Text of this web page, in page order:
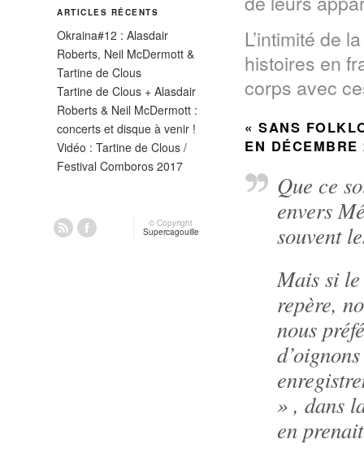
L’intimité de
histoires en
corps avec
« SANS
EN
Que ce
envers
souvent
Mais si
repère,
nous
» , dans
en
ARTICLES RÉCENTS
Okraina#12 : Alasdair
Roberts, Neil McDermott &
Tartine de Clous
Tartine de Clous + Alasdair
Roberts & Neil McDermott :
concerts et disque à venir !
Vidéo : Tartine de Clous /
Festival Comboros 2017
© Copyright
Supercagouille